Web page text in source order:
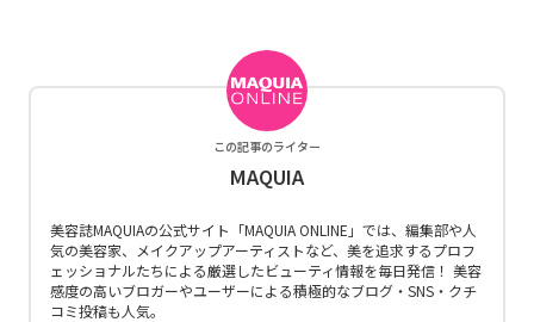
この記事のライター
MAQUIA
美容誌MAQUIAの公式サイト「MAQUIA ONLINE」では、編集部や人
気の美容家、メイクアップアーティストなど、美を追求するプロフ
ェッショナルたちによる厳選したビューティ情報を毎日発信！ 美容
感度の高いブロガーやユーザーによる積極的なブログ・SNS・クチ
コミ投稿も人気。